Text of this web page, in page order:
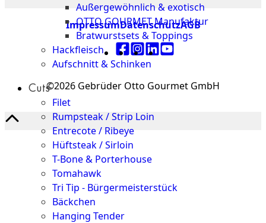
Außergewöhnlich & exotisch
OTTO GOURMET Manufaktur
Bratwurstsets & Toppings
Hackfleisch
Aufschnitt & Schinken
Cuts
Filet
Rumpsteak / Strip Loin
Entrecote / Ribeye
Hüftsteak / Sirloin
T-Bone & Porterhouse
Tomahawk
Tri Tip - Bürgermeisterstück
Bäckchen
Hanging Tender
ImpressumDatenschutzAGB
©2026 Gebrüder Otto Gourmet GmbH